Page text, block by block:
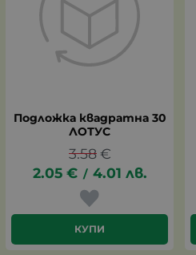
Подложка квадратна 30
ЛОТУС
3.58 €
2.05 € / 4.01 лв.
КУПИ